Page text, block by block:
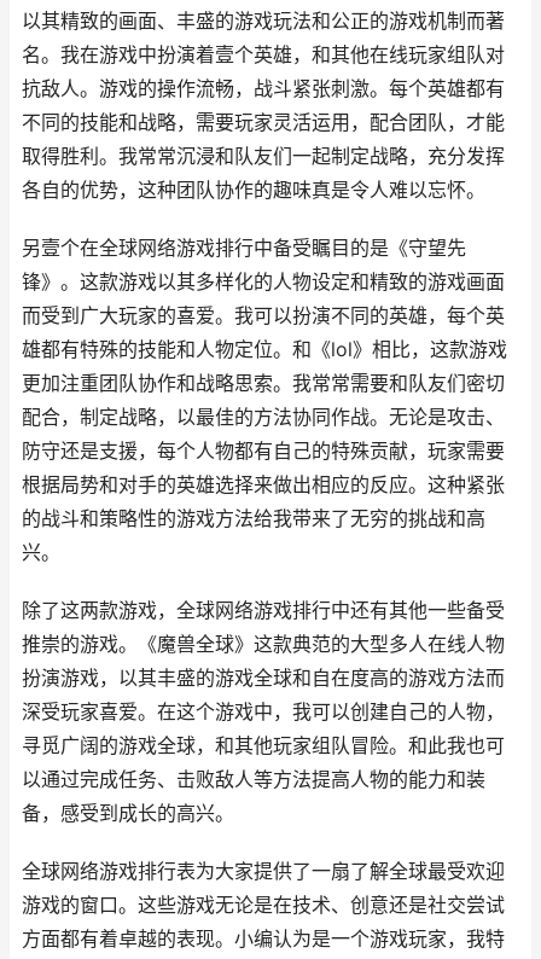
以其精致的画面、丰盛的游戏玩法和公正的游戏机制而著
名。我在游戏中扮演着壹个英雄，和其他在线玩家组队对
抗敌人。游戏的操作流畅，战斗紧张刺激。每个英雄都有
不同的技能和战略，需要玩家灵活运用，配合团队，才能
取得胜利。我常常沉浸和队友们一起制定战略，充分发挥
各自的优势，这种团队协作的趣味真是令人难以忘怀。
另壹个在全球网络游戏排行中备受瞩目的是《守望先
锋》。这款游戏以其多样化的人物设定和精致的游戏画面
而受到广大玩家的喜爱。我可以扮演不同的英雄，每个英
雄都有特殊的技能和人物定位。和《lol》相比，这款游戏
更加注重团队协作和战略思索。我常常需要和队友们密切
配合，制定战略，以最佳的方法协同作战。无论是攻击、
防守还是支援，每个人物都有自己的特殊贡献，玩家需要
根据局势和对手的英雄选择来做出相应的反应。这种紧张
的战斗和策略性的游戏方法给我带来了无穷的挑战和高
兴。
除了这两款游戏，全球网络游戏排行中还有其他一些备受
推崇的游戏。《魔兽全球》这款典范的大型多人在线人物
扮演游戏，以其丰盛的游戏全球和自在度高的游戏方法而
深受玩家喜爱。在这个游戏中，我可以创建自己的人物，
寻觅广阔的游戏全球，和其他玩家组队冒险。和此我也可
以通过完成任务、击败敌人等方法提高人物的能力和装
备，感受到成长的高兴。
全球网络游戏排行表为大家提供了一扇了解全球最受欢迎
游戏的窗口。这些游戏无论是在技术、创意还是社交尝试
方面都有着卓越的表现。小编认为是一个游戏玩家，我特